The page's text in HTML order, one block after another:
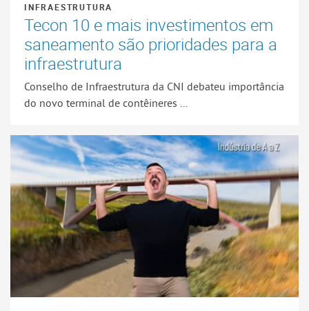
INFRAESTRUTURA
Tecon 10 e mais investimentos em
saneamento são prioridades para a
infraestrutura
Conselho de Infraestrutura da CNI debateu importância
do novo terminal de contêineres ...